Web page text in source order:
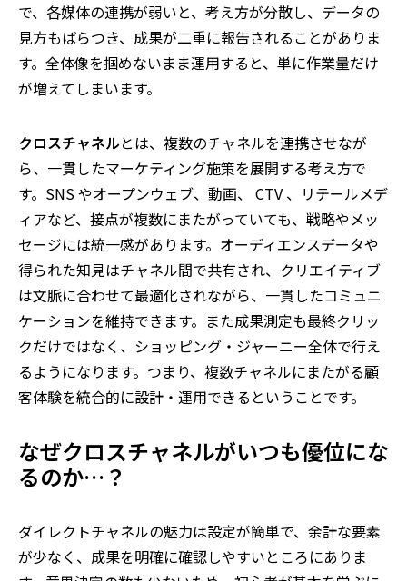
で、各媒体の連携が弱いと、考え方が分散し、データの
見方もばらつき、成果が二重に報告されることがありま
す。全体像を掴めないまま運用すると、単に作業量だけ
が増えてしまいます。
クロスチャネルとは、複数のチャネルを連携させなが
ら、一貫したマーケティング施策を展開する考え方で
す。 SNS やオープンウェブ、動画、 CTV 、リテールメデ
ィアなど、接点が複数にまたがっていても、戦略やメッ
セージには統一感があります。オーディエンスデータや
得られた知見はチャネル間で共有され、クリエイティブ
は文脈に合わせて最適化されながら、一貫したコミュニ
ケーションを維持できます。また成果測定も最終クリッ
クだけではなく、ショッピング・ジャーニー全体で行え
るようになります。つまり、複数チャネルにまたがる顧
客体験を統合的に設計・運用できるということです。
なぜクロスチャネルがいつも優位にな
るのか… ？
ダイレクトチャネルの魅力は設定が簡単で、余計な要素
が少なく、成果を明確に確認しやすいところにありま